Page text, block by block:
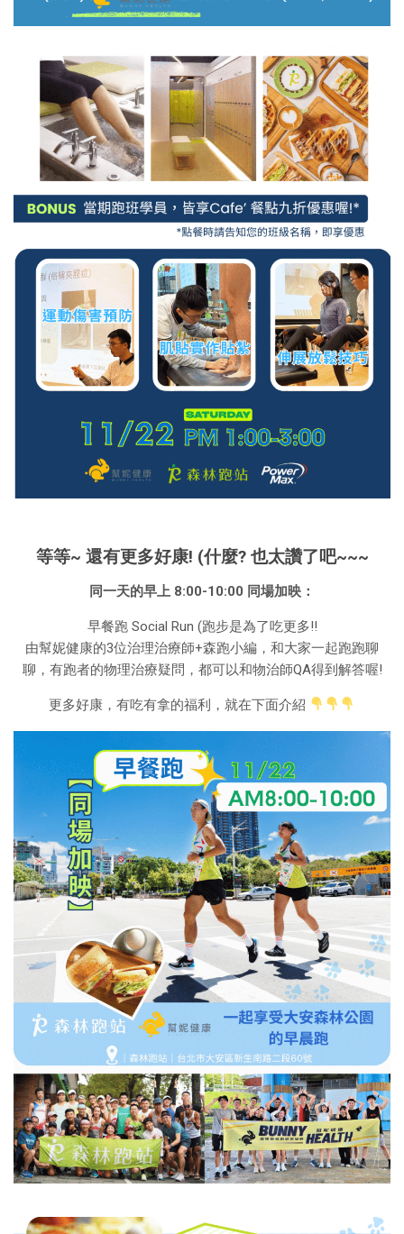
等等~ 還有更多好康! (什麼? 也太讚了吧~~~
同一天的早上 8:00-10:00 同場加映：
早餐跑 Social Run (跑步是為了吃更多!!
由幫妮健康的3位治理治療師+森跑小編，和大家一起跑跑聊
聊，有跑者的物理治療疑問，都可以和物治師QA得到解答喔!
更多好康，有吃有拿的福利，就在下面介紹